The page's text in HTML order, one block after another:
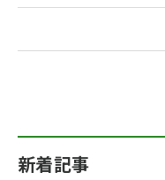
新着記事